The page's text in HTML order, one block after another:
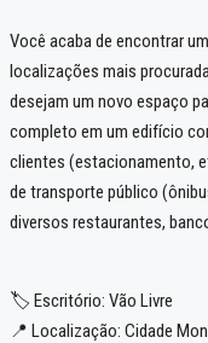
Você acaba de encontrar um
localizações mais
desejam um novo espaço
completo em um edifício
clientes (estacionamento,
de transporte público
diversos restaurantes,
🏷️ Escritório: Vão Livre
📍 Localização: Cidade